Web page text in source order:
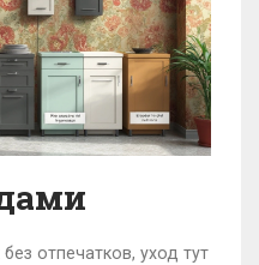
отпечатков, уход тут